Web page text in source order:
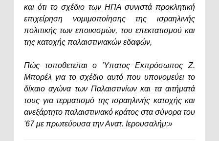
και ότι το σχέδιο των ΗΠΑ συνιστά προκλητική
επιχείρηση νομιμοποίησης της ισραηλινής
πολιτικής των εποικισμών, του επεκτατισμού και
της κατοχής παλαιστινιακών εδαφών,
Πώς τοποθετείται ο Ύπατος Εκπρόσωπος Ζ.
Μπορέλ για το σχέδιο αυτό που υπονομεύει το
δίκαιο αγώνα των Παλαιστινίων και τα αιτήματά
τους για τερματισμό της ισραηλινής κατοχής και
ανεξάρτητο παλαιστινιακό κράτος στα σύνορα του
'67 με πρωτεύουσα την Ανατ. Ιερουσαλήμ;»